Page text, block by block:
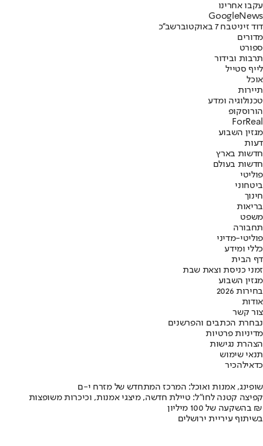
עקבו אחרינו
Googl eNews
דוד זיניטבח 7 באוקטובר
שב''כ
מדורים
ספורט
תרבות ובידור
לייף סטייל
אוכל
תיירות
טכנולוגיה ומדע
הורוסקופ
ForReal
מגזין השבוע
דעות
חדשות בארץ
חדשות בעולם
פוליטי
ביטחוני
חינוך
בריאות
משפט
תחבורה
פוליטי-מדיני
כללי ומידע
דף הבית
זמני כניסת וצאת שבת
מגזין השבוע
בחירות 2026
אודות
צור קשר
נבחרת הכתבים והפרשנים
מדיניות פרטיות
הצהרת נגישות
תנאי שימוש
כדאילהכיר
שופינג, אמנות ואוכל: המרכז המתחדש של מזרח י-ם
קפיצה קטנה לחו"ל: טיילת חדשה, מיצגי אמנות, וכיכרות משופצות
בהשקעה של 100 מיליון ₪
בשיתוף עיריית ירושלים